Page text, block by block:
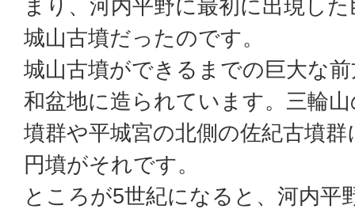
まり、河内平野に最初に出現し
城山古墳だったのです。
城山古墳ができるまでの巨大な
和盆地に造られています。三輪
墳群や平城宮の北側の佐紀古墳
円墳がそれです。
ところが5世紀になると、河内平